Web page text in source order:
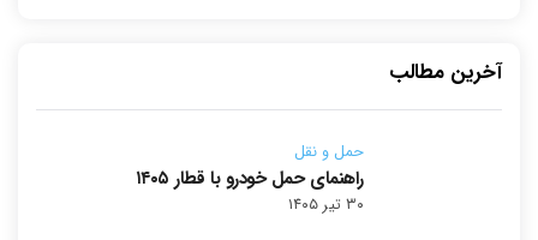
آخرین مطالب
حمل و نقل
راهنمای حمل خودرو با قطار ۱۴۰۵
۳۰ تیر ۱۴۰۵